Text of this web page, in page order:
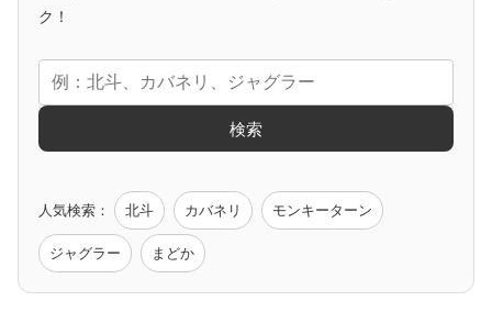
アニメタイアップ
エヴァ コードギアス 化物語 炎炎ノ消防隊
モンハン バイオ ペルソナ
ク！
検索
人気検索： 北斗 カバネリ モンキーターン
ジャグラー まどか